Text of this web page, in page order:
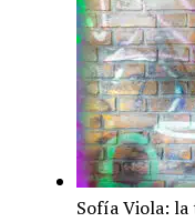
Sofía Viola: